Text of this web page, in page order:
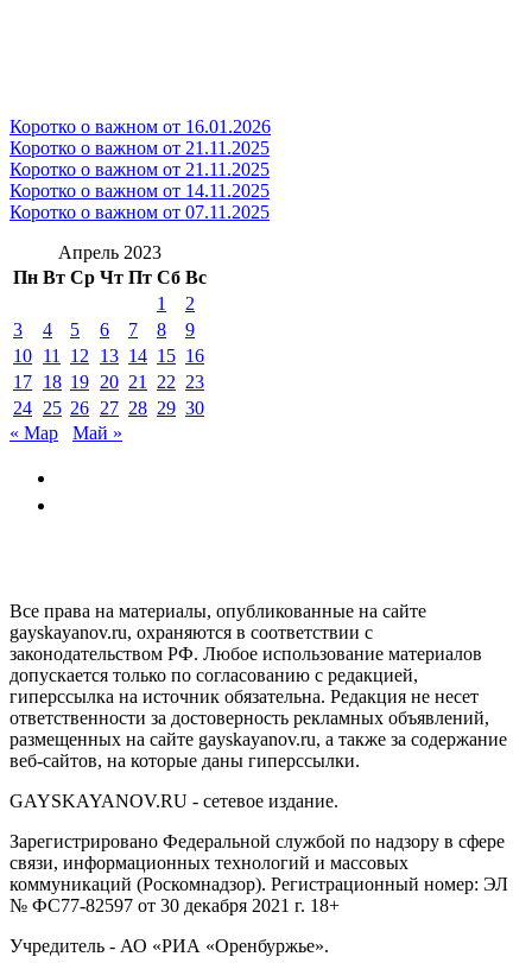
Коротко о важном от 16.01.2026
Коротко о важном от 21.11.2025
Коротко о важном от 21.11.2025
Коротко о важном от 14.11.2025
Коротко о важном от 07.11.2025
Апрель 2023
Пн Вт Ср Чт Пт Сб Вс
1
2
3
4 5 6 7 8
9
10 11 12 13 14 15 16
17 18 19 20 21 22 23
24 25 26 27 28 29 30
« Мар
Май »
Все права на материалы, опубликованные на сайте
gayskayanov.ru, охраняются в соответствии с
законодательством РФ. Любое использование материалов
допускается только по согласованию с редакцией,
гиперссылка на источник обязательна. Редакция не несет
ответственности за достоверность рекламных объявлений,
размещенных на сайте gayskayanov.ru, а также за содержание
веб-сайтов, на которые даны гиперссылки.
GAYSKAYANOV.RU - сетевое издание.
Зарегистрировано Федеральной службой по надзору в сфере
связи, информационных технологий и массовых
коммуникаций (Роскомнадзор). Регистрационный номер: ЭЛ
№ ФС77-82597 от 30 декабря 2021 г. 18+
Учредитель - АО «РИА «Оренбуржье».